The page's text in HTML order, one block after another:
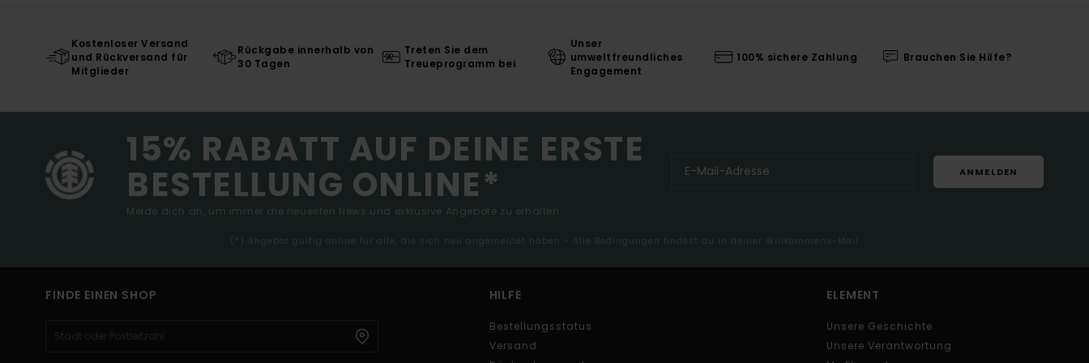
Kostenloser Versand
und Rückversand für
Mitglieder
Rückgabe innerhalb von
30 Tagen
Treten Sie dem
Treueprogramm bei
Unser
umweltfreundliches
Engagement
100% sichere Zahlung Brauchen Sie Hilfe?
15% RABATT AUF DEINE ERSTE
BESTELLUNG ONLINE*
Melde dich an, um immer die neuesten News und exklusive Angebote zu erhalten.
ANMELDEN
(*) Angebot gültig online für alle, die sich neu angemeldet haben - Alle Bedingungen findest du in deiner Willkommens-Mail
FINDE EINEN SHOP HILFE
Bestellungsstatus
Versand
ELEMENT
Unsere Geschichte
Unsere Verantwortung